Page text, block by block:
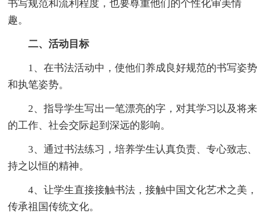
书写规范和流利程度，也要尊重他们的个性化审美情
趣。
二、活动目标
1、在书法活动中，使他们养成良好规范的书写姿势
和执笔姿势。
2、指导学生写出一笔漂亮的字，对其学习以及将来
的工作、社会交际起到深远的影响。
3、通过书法练习，培养学生认真负责、专心致志、
持之以恒的精神。
4、让学生直接接触书法，接触中国文化艺术之美，
传承祖国传统文化。